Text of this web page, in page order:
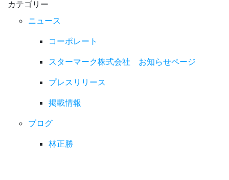
カテゴリー
ニュース
コーポレート
スターマーク株式会社 お知らせページ
プレスリリース
掲載情報
ブログ
林正勝